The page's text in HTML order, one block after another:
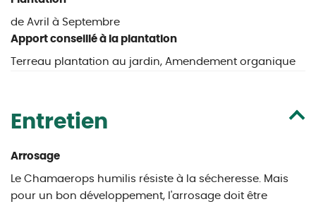
de Avril à Septembre
Apport conseillé à la plantation
Terreau plantation au jardin, Amendement organique
Entretien
Arrosage
Le Chamaerops humilis résiste à la sécheresse. Mais
pour un bon développement, l'arrosage doit être